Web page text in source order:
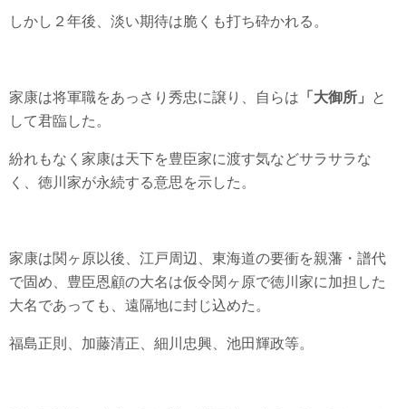
しかし２年後、淡い期待は脆くも打ち砕かれる。
家康は将軍職をあっさり秀忠に譲り、自らは 「大御所」
と
して君臨した。
紛れもなく家康は天下を豊臣家に渡す気などサラサラな
く、徳川家が永続する意思を示した。
家康は関ヶ原以後、江戸周辺、東海道の要衝を親藩・譜代
で固め、豊臣恩顧の大名は仮令関ヶ原で徳川家に加担した
大名であっても、遠隔地に封じ込めた。
福島正則、加藤清正、細川忠興、池田輝政等。